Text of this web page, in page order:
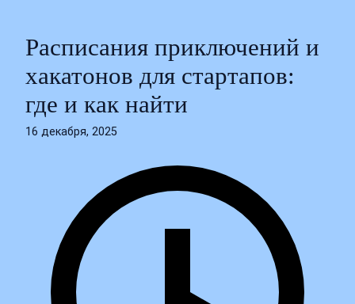
Расписания приключений и
хакатонов для стартапов:
где и как найти
16 декабря, 2025